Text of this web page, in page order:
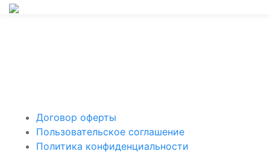
Договор оферты
Пользовательское соглашение
Политика конфиденциальности